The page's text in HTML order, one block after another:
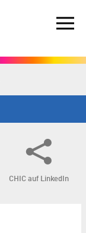
CHIC auf LinkedIn